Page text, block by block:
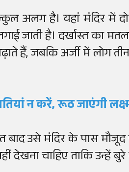
अलग है। यहां मंदिर में
जाती है। दर्खास्त का
हैं, जबकि अर्जी में लोग
न करें, रूठ जाएंगी
बाद उसे मंदिर के पास मौजूद
देखना चाहिए ताकि उन्हें